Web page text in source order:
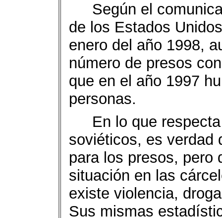
Según el
de los Estados
enero del año 1998,
número de presos
que en el año 1997
personas.
En lo que
soviéticos, es verdad
para los presos, pero
situación en las
existe violencia,
Sus mismas